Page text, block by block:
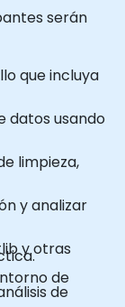
serán
que incluya
datos usando
limpieza,
y analizar
y otras
de
de